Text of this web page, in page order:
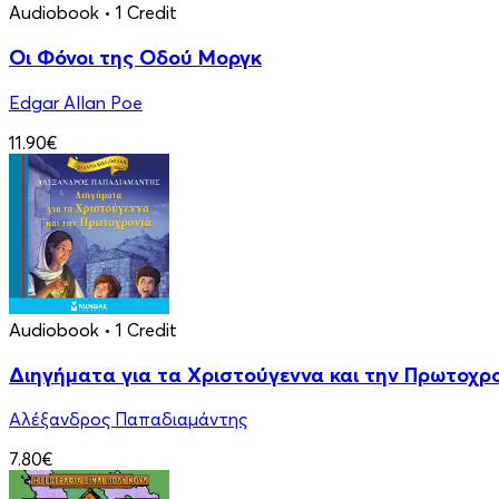
Audiobook • 1 Credit
Οι Φόνοι της Οδού Μοργκ
Edgar Allan Poe
11.90€
Audiobook • 1 Credit
Διηγήματα για τα Χριστούγεννα και την
Αλέξανδρος Παπαδιαμάντης
7.80€